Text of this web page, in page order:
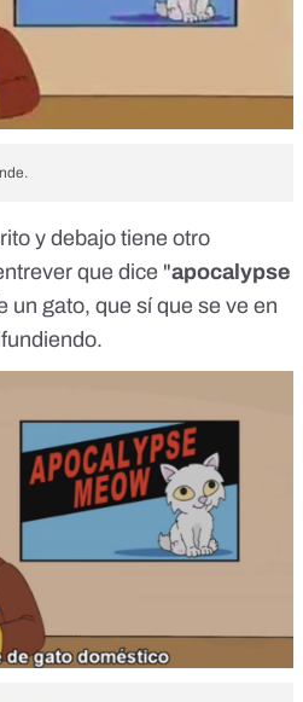
y debajo tiene otro
que dice "apocalypse
un gato, que sí que se ve en